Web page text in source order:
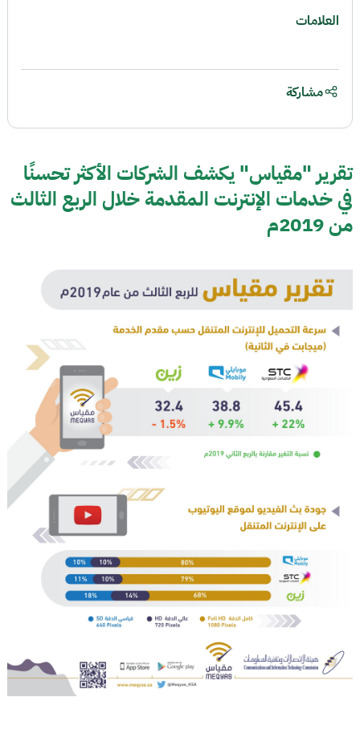
تقرير "مقياس" يكشف الشركات الأكثر تحسنًا
في خدمات الإنترنت المقدمة خلال الربع الثالث
من 2019م
العلامات
مشاركة